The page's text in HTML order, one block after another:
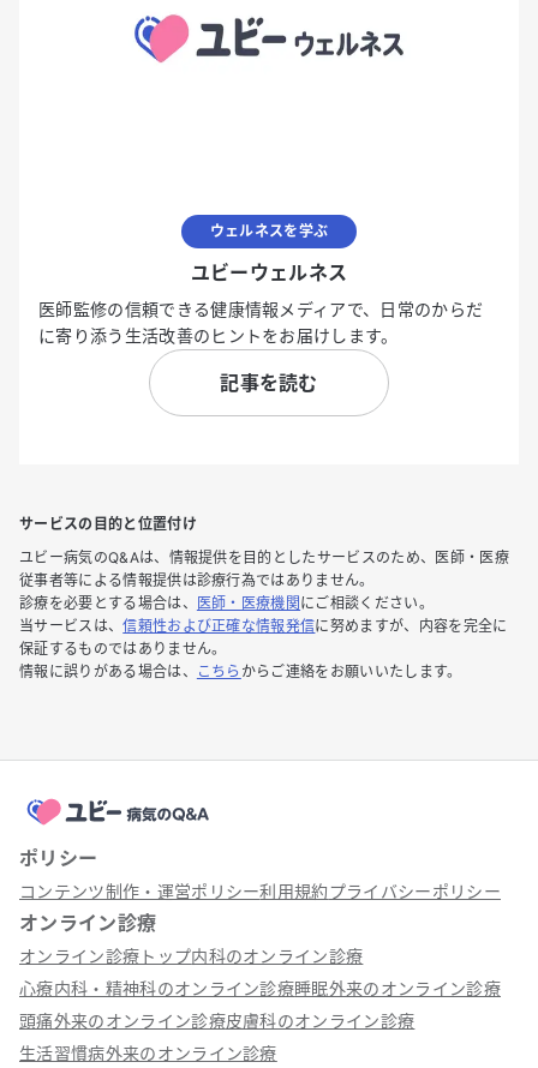
ウェルネスを学ぶ
ユビーウェルネス
医師監修の信頼できる健康情報メディアで、日常のからだ
に寄り添う生活改善のヒントをお届けします。
記事を読む
サービスの目的と位置付け
ユビー病気のQ&Aは、情報提供を目的としたサービスのため、医師・医療
従事者等による情報提供は診療行為ではありません。
診療を必要とする場合は、
医師・医療機関 にご相談ください。
当サービスは、信頼性および正確な情報発信に努めますが、内容を完全に
保証するものではありません。
情報に誤りがある場合は、
こちら からご連絡をお願いいたします。
ポリシー
コンテンツ制作・運営ポリシー利用規約プライバシーポリシー
オンライン診療
オンライン診療トップ内科のオンライン診療
心療内科・精神科のオンライン診療睡眠外来のオンライン診療
頭痛外来のオンライン診療皮膚科のオンライン診療
生活習慣病外来のオンライン診療